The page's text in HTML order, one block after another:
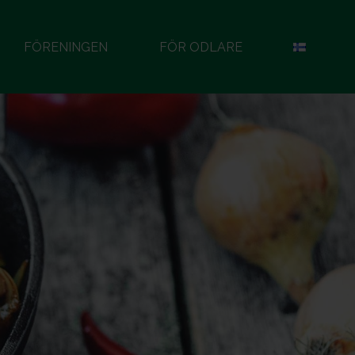
FÖRENINGEN FÖR ODLARE